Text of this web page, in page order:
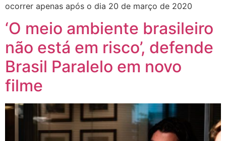
ocorrer apenas após o dia 20 de março de 2020
‘O meio ambiente brasileiro
não está em risco’, defende
Brasil Paralelo em novo
filme